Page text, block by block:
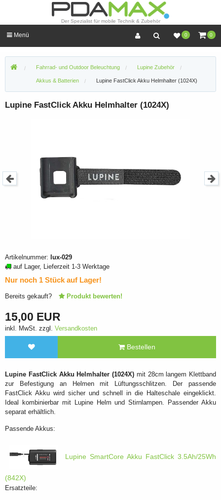
Der Spezialist für mobile Technik & Zubehör
0 0
Menü
Fahrrad- und Outdoor Beleuchtung Lupine Zubehör
Akkus & Batterien Lupine FastClick Akku Helmhalter (1024X)
Lupine FastClick Akku Helmhalter (1024X)
Artikelnummer: lux-029
auf Lager, Lieferzeit 1-3 Werktage
Nur noch 1 Stück auf Lager!
Bereits gekauft? Produkt bewerten!
15,00 EUR
inkl. MwSt. zzgl. Versandkosten
Bestellen
Lupine FastClick Akku Helmhalter (1024X) mit 28cm langem Klettband
zur Befestigung an Helmen mit Lüftungsschlitzen. Der passende
FastClick Akku wird sicher und schnell in die Halteschale eingeklickt.
Ideal kombinierbar mit Lupine Helm und Stirnlampen. Passender Akku
separat erhältlich.
Passende Akkus:
Lupine SmartCore Akku FastClick 3.5Ah/25Wh
(842X)
Ersatzteile: